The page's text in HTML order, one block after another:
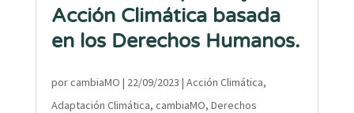
Acción Climática basada
en los Derechos Humanos.
porcambiaMO | 22/09/2023 | Acción Climática,
Adaptación Climática, cambiaMO, Derechos